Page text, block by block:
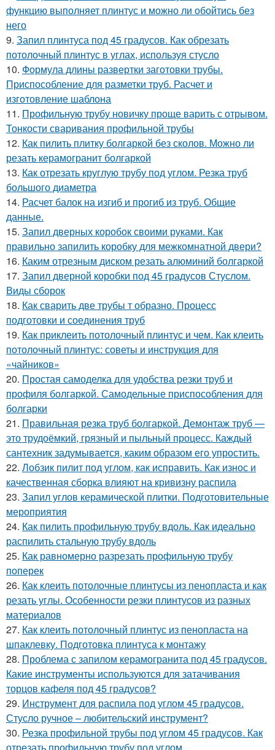
функцию выполняет плинтус и можно ли обойтись без
него
9. Запил плинтуса под 45 градусов. Как обрезать
потолочный плинтус в углах, используя стусло
10. Формула длины развертки заготовки трубы.
Приспособление для разметки труб. Расчет и
изготовление шаблона
11. Профильную трубу новичку проще варить с отрывом.
Тонкости сваривания профильной трубы
12. Как пилить плитку болгаркой без сколов. Можно ли
резать керамогранит болгаркой
13. Как отрезать круглую трубу под углом. Резка труб
большого диаметра
14. Расчет балок на изгиб и прогиб из труб. Общие
данные.
15. Запил дверных коробок своими руками. Как
правильно запилить коробку для межкомнатной двери?
16. Каким отрезным диском резать алюминий болгаркой
17. Запил дверной коробки под 45 градусов Стуслом.
Виды сборок
18. Как сварить две трубы т образно. Процесс
подготовки и соединения труб
19. Как приклеить потолочный плинтус и чем. Как клеить
потолочный плинтус: советы и инструкция для
«чайников»
20. Простая самоделка для удобства резки труб и
профиля болгаркой. Самодельные приспособления для
болгарки
21. Правильная резка труб болгаркой. Демонтаж труб —
это трудоёмкий, грязный и пыльный процесс. Каждый
сантехник задумывается, каким образом его упростить.
22. Лобзик пилит под углом, как исправить. Как износ и
качественная сборка влияют на кривизну распила
23. Запил углов керамической плитки. Подготовительные
мероприятия
24. Как пилить профильную трубу вдоль. Как идеально
распилить стальную трубу вдоль
25. Как равномерно разрезать профильную трубу
поперек
26. Как клеить потолочные плинтусы из пенопласта и как
резать углы. Особенности резки плинтусов из разных
материалов
27. Как клеить потолочный плинтус из пенопласта на
шпаклевку. Подготовка плинтуса к монтажу
28. Проблема с запилом керамогранита под 45 градусов.
Какие инструменты используются для затачивания
торцов кафеля под 45 градусов?
29. Инструмент для распила под углом 45 градусов.
Стусло ручное – любительский инструмент?
30. Резка профильной трубы под углом 45 градусов. Как